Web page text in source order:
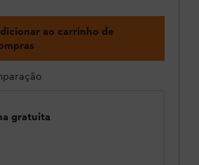
ao carrinho de
gratuita